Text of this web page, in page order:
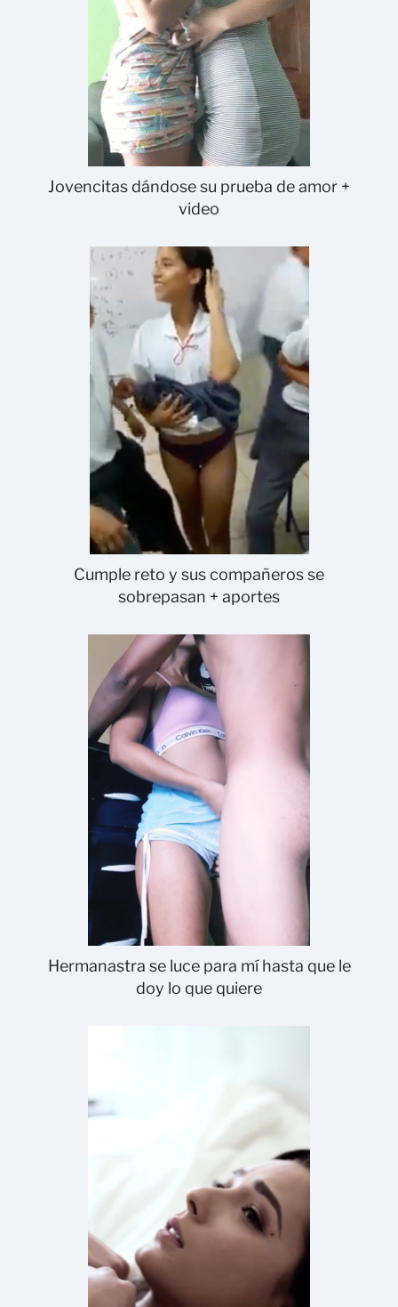
Jovencitas dándose su prueba de amor +
video
Cumple reto y sus compañeros se
sobrepasan + aportes
Hermanastra se luce para mí hasta que le
doy lo que quiere